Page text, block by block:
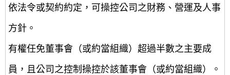
依法令或契約約定，可操控公司之財務、營運及人事
方針。
有權任免董事會（或約當組織）超過半數之主要成
員，且公司之控制操控於該董事會（或約當組織）。